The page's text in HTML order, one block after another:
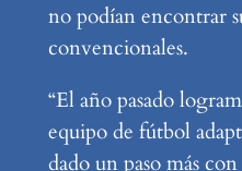
no podían encontrar
convencionales.
“El año pasado
equipo de fútbol
dado un paso más